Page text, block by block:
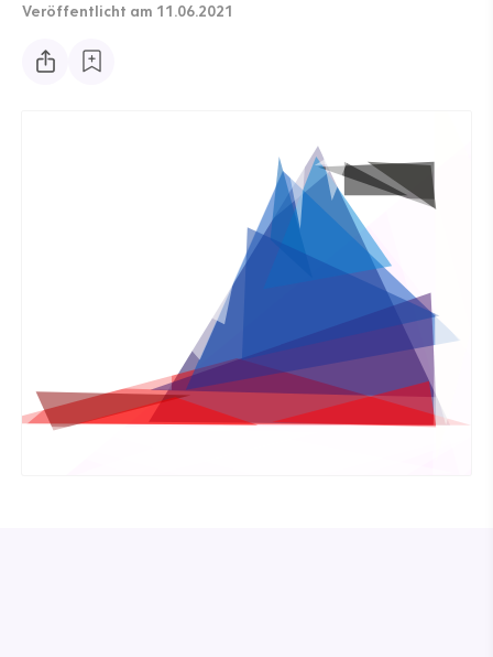
Veröffentlicht am 11.06.2021